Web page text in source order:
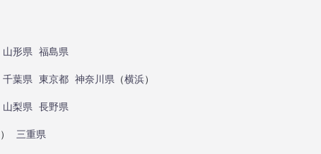
山形県 福島県
千葉県 東京都 神奈川県 （横浜）
山梨県 長野県
） 三重県